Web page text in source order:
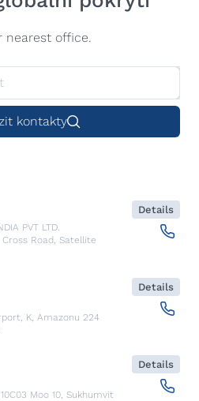
nearest office.
kontakty
PVT LTD.
Road, Satellite
Details
K, Amazonu 224
Details
Moo 10, Sukhumvit
Details